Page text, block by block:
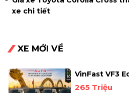
xe chi tiết
XE MỚI VỀ
VinFast VF3
265 Triệu